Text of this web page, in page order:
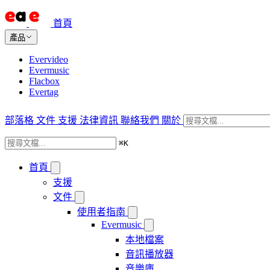
首頁
產品
Evervideo
Evermusic
Flacbox
Evertag
部落格 文件 支援 法律資訊 聯絡我們 關於
⌘K
首頁
支援
文件
使用者指南
Evermusic
本地檔案
音訊播放器